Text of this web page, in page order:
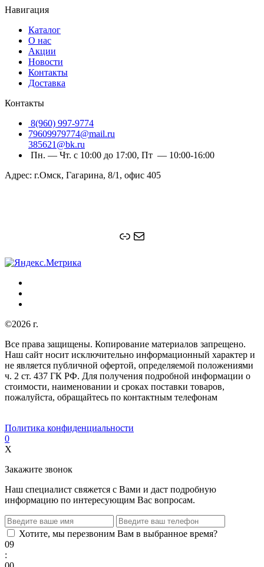
Навигация
Каталог
О нас
Акции
Новости
Контакты
Доставка
Контакты
8(960) 997-9774
79609979774@mail.ru
385621@bk.ru
Пн. — Чт. с 10:00 до 17:00, Пт — 10:00-16:00
Адрес: г.Омск, Гагарина, 8/1, офис 405
Ссылка
Почта
©2026 г.
Все права защищены. Копирование материалов запрещено.
Наш сайт носит исключительно информационный характер и
не является публичной офертой, определяемой положениями
ч. 2 ст. 437 ГК РФ. Для получения подробной информации о
стоимости, наименовании и сроках поставки товаров,
пожалуйста, обращайтесь по контактным телефонам
Политика конфиденциальности
0
X
Закажите звонок
Наш специалист свяжется с Вами и даст подробную
информацию по интересующим Вас вопросам.
Хотите, мы перезвоним Вам в выбранное время?
09
: